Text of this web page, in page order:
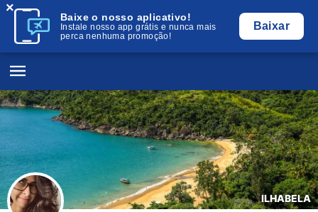
Baixe o nosso aplicativo!
Instale nosso app grátis e nunca mais
perca nenhuma promoção!
Baixar
×
ILHABELA